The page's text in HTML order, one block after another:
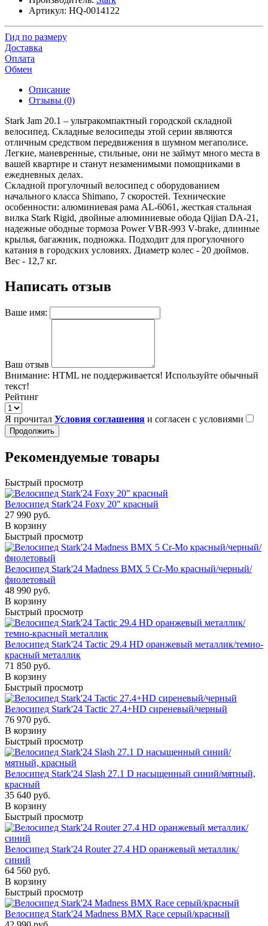
Артикул: HQ-0014122
Гид по размеру
Доставка
Оплата
Обмен
Описание
Отзывы (0)
Stark Jam 20.1 – ультракомпактный городской складной
велосипед. Складные велосипеды этой серии являются
отличным средством передвижения в шумном мегаполисе.
Легкие, маневренные, стильные, они не займут много места в
вашей квартире и станут незаменимыми помощниками в
ежедневных делах.
Складной прогулочный велосипед с оборудованием
начального класса Shimano, 7 скоростей. Технические
особенности: алюминиевая рама AL-6061, жесткая стальная
вилка Stark Rigid, двойные алюминиевые обода Qijian DA-21,
надежные ободные тормоза Power VBR-993 V-brake, длинные
крылья, багажник, подножка. Подходит для прогулочного
катания в городских условиях. Диаметр колес - 20 дюймов.
Вес - 12,7 кг.
Написать отзыв
Ваше имя:
Ваш отзыв
Внимание: HTML не поддерживается! Используйте обычный
текст!
Рейтинг
Я прочитал Условия соглашения и согласен с условиями
Продолжить
Рекомендуемые товары
Быстрый просмотр
Велосипед Stark'24 Foxy 20" красный
27 990 руб.
В корзину
Быстрый просмотр
Велосипед Stark'24 Madness BMX 5 Cr-Mo красный/черный/
фиолетовый
48 990 руб.
В корзину
Быстрый просмотр
Велосипед Stark'24 Tactic 29.4 HD оранжевый металлик/темно-
красный металлик
71 850 руб.
В корзину
Быстрый просмотр
Велосипед Stark'24 Tactic 27.4+HD сиреневый/черный
76 970 руб.
В корзину
Быстрый просмотр
Велосипед Stark'24 Slash 27.1 D насыщенный синий/мятный,
красный
35 640 руб.
В корзину
Быстрый просмотр
Велосипед Stark'24 Router 27.4 HD оранжевый металлик/
синий
64 560 руб.
В корзину
Быстрый просмотр
Велосипед Stark'24 Madness BMX Race серый/красный